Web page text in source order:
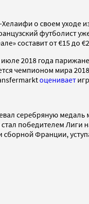
о своем уходе
составит от €15 до
2018 года
чемпионом мира
оценивает
серебряную медаль
победителем Лиги
Франции,